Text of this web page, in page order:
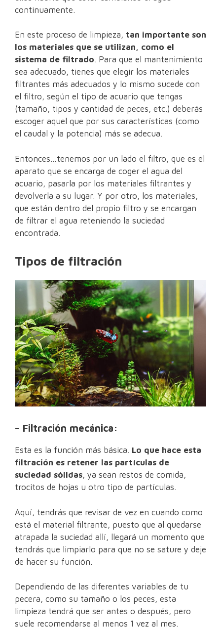
continuamente.
En este proceso de limpieza, tan importante son
los materiales que se utilizan, como el
sistema de filtrado. Para que el mantenimiento
sea adecuado, tienes que elegir los materiales
filtrantes más adecuados y lo mismo sucede con
el filtro, según el tipo de acuario que tengas
(tamaño, tipos y cantidad de peces, etc.) deberás
escoger aquel que por sus características (como
el caudal y la potencia) más se adecua.
Entonces…tenemos por un lado el filtro, que es el
aparato que se encarga de coger el agua del
acuario, pasarla por los materiales filtrantes y
devolverla a su lugar. Y por otro, los materiales,
que están dentro del propio filtro y se encargan
de filtrar el agua reteniendo la suciedad
encontrada.
Tipos de filtración
– Filtración mecánica:
Esta es la función más básica. Lo que hace esta
filtración es retener las partículas de
suciedad sólidas, ya sean restos de comida,
trocitos de hojas u otro tipo de partículas.
Aquí, tendrás que revisar de vez en cuando como
está el material filtrante, puesto que al quedarse
atrapada la suciedad allí, llegará un momento que
tendrás que limpiarlo para que no se sature y deje
de hacer su función.
Dependiendo de las diferentes variables de tu
pecera, como su tamaño o los peces, esta
limpieza tendrá que ser antes o después, pero
suele recomendarse al menos 1 vez al mes.